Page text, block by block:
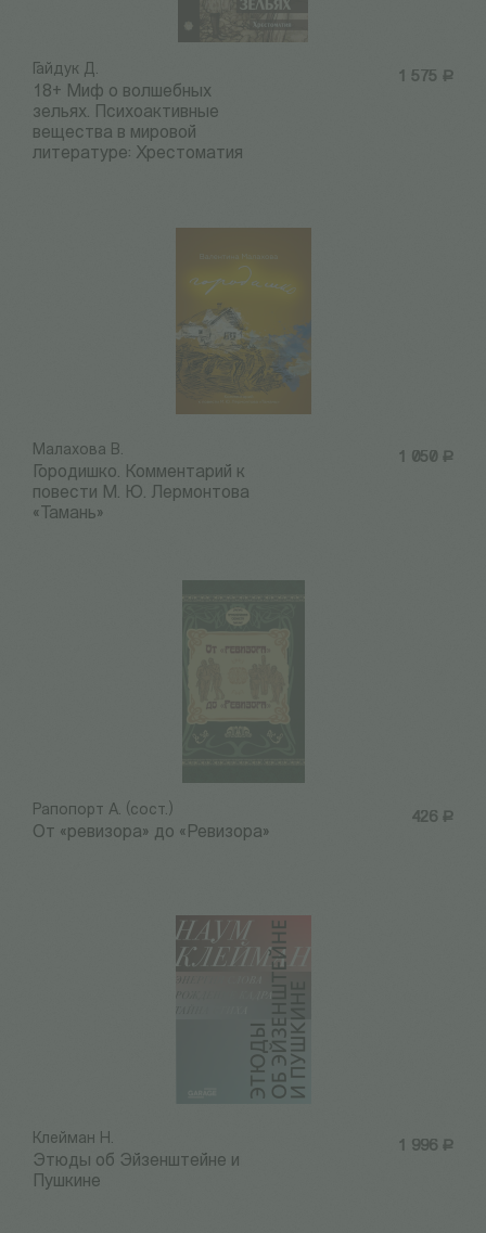
1 575 Р
Гайдук Д.
18+ Миф о волшебных
зельях. Психоактивные
вещества в мировой
литературе: Хрестоматия
1 050 Р
Малахова В.
Городишко. Комментарий к
повести М. Ю. Лермонтова
«Тамань»
426 Р
Рапопорт А. (сост.)
От «ревизора» до «Ревизора»
1 996 Р
Клейман Н.
Этюды об Эйзенштейне и
Пушкине